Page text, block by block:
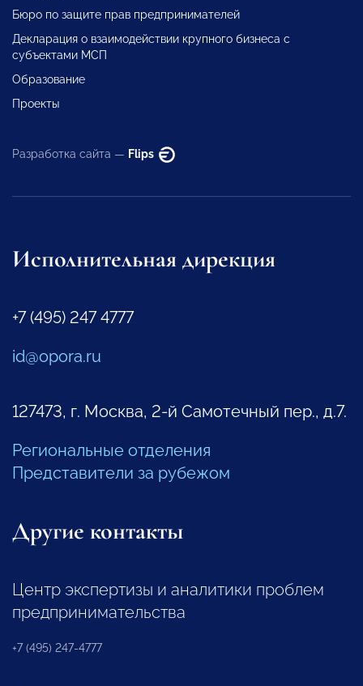
Бюро по защите прав предпринимателей
Декларация о взаимодействии крупного бизнеса с
субъектами МСП
Образование
Проекты
Разработка сайта — Flips
Исполнительная дирекция
+7 (495) 247 4777
id@opora.ru
127473, г. Москва, 2-й Самотечный пер., д.7.
Региональные отделения
Представители за рубежом
Другие контакты
Центр экспертизы и аналитики проблем
предпринимательства
+7 (495) 247-4777